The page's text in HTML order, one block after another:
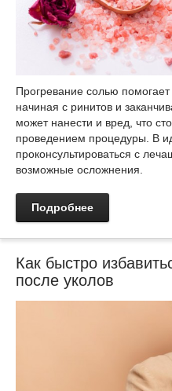
Прогревание солью
начиная с ринитов и
может нанести и вред, что
проведением процедуры. В
проконсультироваться с
возможные осложнения.
Подробнее
Как быстро
после уколов